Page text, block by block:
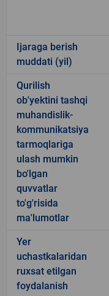
Ijaraga berish
muddati (yil)
Qurilish
ob'yektini tashqi
muhandislik-
kommunikatsiya
tarmoqlariga
ulash mumkin
bo'lgan
quvvatlar
to'g'risida
ma'lumotlar
Yer
uchastkalaridan
ruxsat etilgan
foydalanish